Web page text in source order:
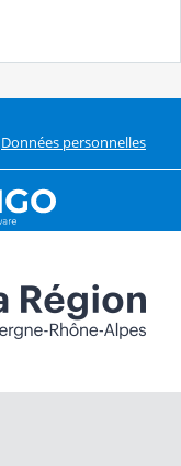
Données personnelles